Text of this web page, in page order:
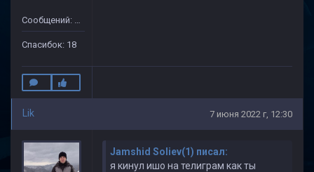
Сообщений: 505
Спасибок: 18
Lik 7 июня 2022 г, 12:30
Jamshid Soliev(1) писал:
я кинул ишо на телиграм как ты